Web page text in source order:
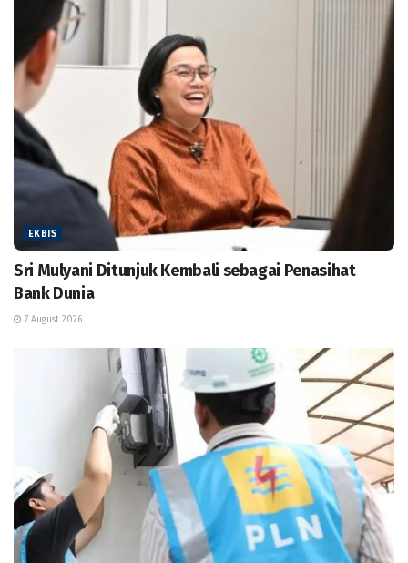
EKBIS
Sri Mulyani Ditunjuk Kembali sebagai Penasihat
Bank Dunia
7 August 2026